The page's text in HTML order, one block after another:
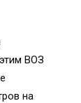
ВОЗ
на